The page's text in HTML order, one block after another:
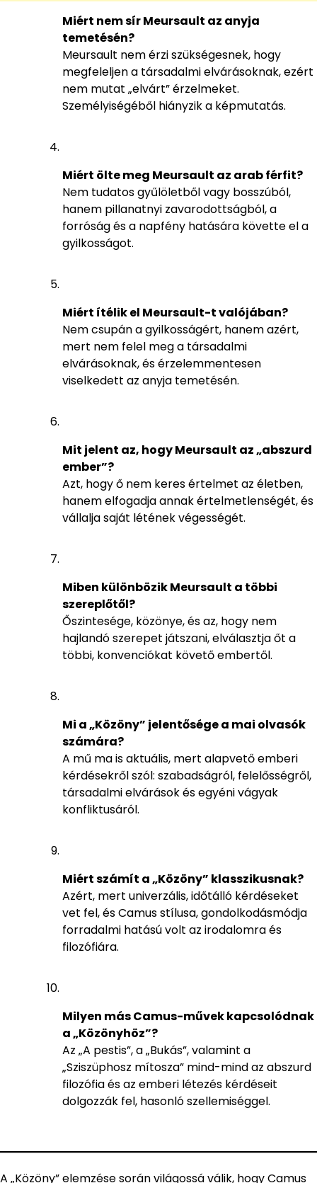
Miért nem sír Meursault az anyja
temetésén?
Meursault nem érzi szükségesnek, hogy
megfeleljen a társadalmi elvárásoknak, ezért
nem mutat „elvárt” érzelmeket.
Személyiségéből hiányzik a képmutatás.
Miért ölte meg Meursault az arab férfit?
Nem tudatos gyűlöletből vagy bosszúból,
hanem pillanatnyi zavarodottságból, a
forróság és a napfény hatására követte el a
gyilkosságot.
Miért ítélik el Meursault-t valójában?
Nem csupán a gyilkosságért, hanem azért,
mert nem felel meg a társadalmi
elvárásoknak, és érzelemmentesen
viselkedett az anyja temetésén.
Mit jelent az, hogy Meursault az „abszurd
ember”?
Azt, hogy ő nem keres értelmet az életben,
hanem elfogadja annak értelmetlenségét, és
vállalja saját létének végességét.
Miben különbözik Meursault a többi
szereplőtől?
Őszintesége, közönye, és az, hogy nem
hajlandó szerepet játszani, elválasztja őt a
többi, konvenciókat követő embertől.
Mi a „Közöny” jelentősége a mai olvasók
számára?
A mű ma is aktuális, mert alapvető emberi
kérdésekről szól: szabadságról, felelősségről,
társadalmi elvárások és egyéni vágyak
konfliktusáról.
Miért számít a „Közöny” klasszikusnak?
Azért, mert univerzális, időtálló kérdéseket
vet fel, és Camus stílusa, gondolkodásmódja
forradalmi hatású volt az irodalomra és
filozófiára.
Milyen más Camus-művek kapcsolódnak
a „Közönyhöz”?
Az „A pestis”, a „Bukás”, valamint a
„Sziszüphosz mítosza” mind-mind az abszurd
filozófia és az emberi létezés kérdéseit
dolgozzák fel, hasonló szellemiséggel.
A „Közöny” elemzése során világossá válik, hogy Camus